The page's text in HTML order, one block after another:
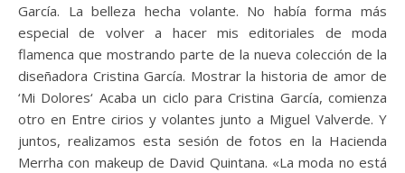
García. La belleza hecha volante. No había forma más
especial de volver a hacer mis editoriales de moda
flamenca que mostrando parte de la nueva colección de la
diseñadora Cristina García. Mostrar la historia de amor de
‘Mi Dolores‘ Acaba un ciclo para Cristina García, comienza
otro en Entre cirios y volantes junto a Miguel Valverde. Y
juntos, realizamos esta sesión de fotos en la Hacienda
Merrha con makeup de David Quintana. «La moda no está